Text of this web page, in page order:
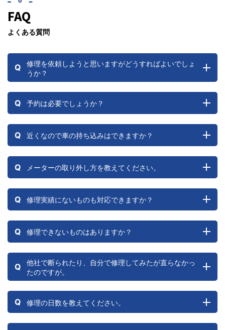
FAQ
よくある質問
Q
修理を依頼しようと思いますがどうすればよいでしょ
うか？
Q 予約は必要でしょうか？
Q 近くなので車の持ち込みはできますか？
Q メーターの取り外し方を教えてください。
Q 修理実績にないものも対応できますか？
Q 修理できないものはありますか？
Q
他社で断られたり、自分で修理してみたが直らなかっ
たのですが。
Q 修理の日数を教えてください。